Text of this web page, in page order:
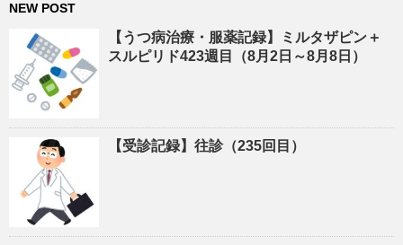
NEW POST
【うつ病治療・服薬記録】ミルタザピン＋
スルピリド423週目（8月2日～8月8日）
【受診記録】往診（235回目）